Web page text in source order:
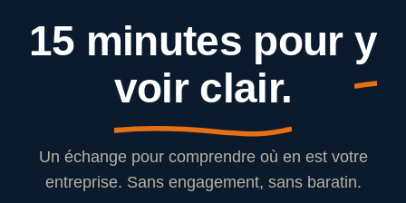
15 minutes pour y
voir clair.
Un échange pour comprendre où en est votre
entreprise. Sans engagement, sans baratin.